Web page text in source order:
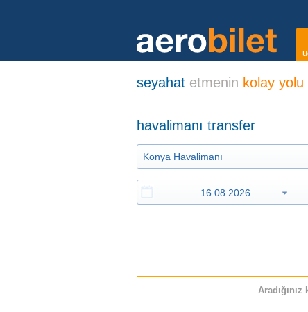
seyahat etmenin kolay yolu
havalimanı transfer